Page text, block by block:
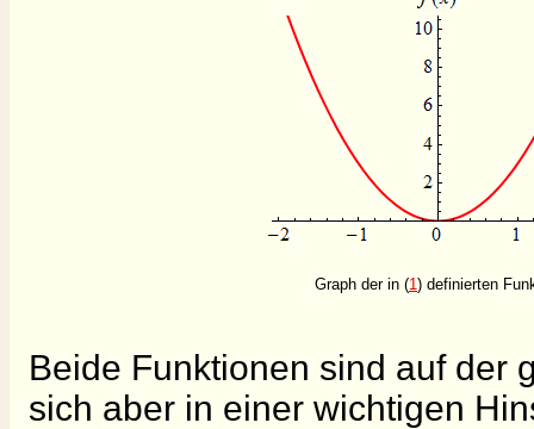
Graph der in (1) definierten
Beide Funktionen sind auf der
sich aber in einer wichtigen